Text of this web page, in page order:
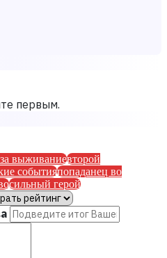
первым.
выживаниевторой
событияпопаданец во
сильный герой